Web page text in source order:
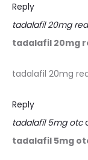
Reply
tadalafil 20mg
tadalafil 20mg
tadalafil 20mg
Reply
tadalafil 5mg otc
tadalafil 5mg